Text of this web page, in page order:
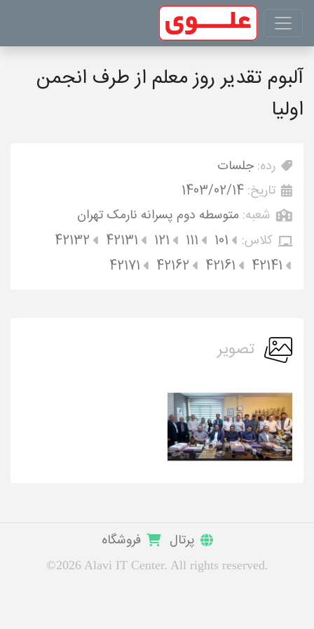
آلبوم تقدیر روز معلم از طرف انجمن
اولیا
رده: جلسات
تاریخ: 1403/02/14
شعبه: متوسطه دوم پسرانه نارمک تهران
کلاس:
101
111
121
42131
42132
42141
42161
42162
42171
تصویر
پرتال فروشگاه
©2026 Alavi IT Center. All rights reserved.